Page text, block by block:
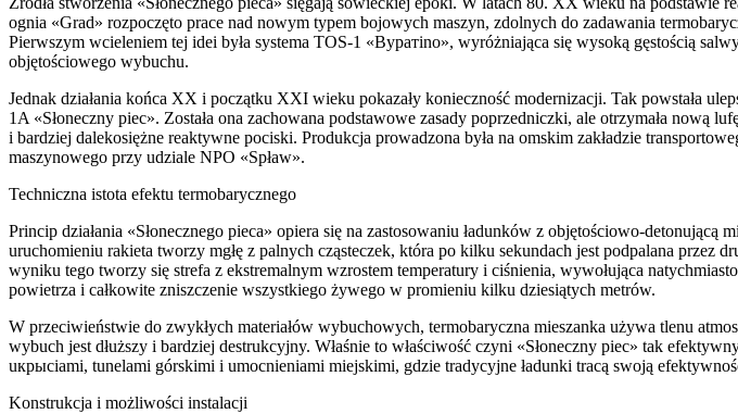
ognia «Grad» rozpoczęto prace nad nowym typem bojowych maszyn, zdolnych do zadawania
Pierwszym wcieleniem tej idei była systema TOS-1 «Bуратino», wyróżniająca się wysoką gęstością
objętościowego wybuchu.
Jednak działania końca XX i początku XXI wieku pokazały konieczność modernizacji. Tak powstała
1A «Słoneczny piec». Została ona zachowana podstawowe zasady poprzedniczki, ale otrzymała nową
i bardziej dalekosiężne reaktywne pociski. Produkcja prowadzona była na omskim zakładzie
maszynowego przy udziale NPO «Spław».
Techniczna istota efektu termobarycznego
Princip działania «Słonecznego pieca» opiera się na zastosowaniu ładunków z objętościowo-detonującą
uruchomieniu rakieta tworzy mgłę z palnych cząsteczek, która po kilku sekundach jest podpalana przez
wyniku tego tworzy się strefa z ekstremalnym wzrostem temperatury i ciśnienia, wywołująca
powietrza i całkowite zniszczenie wszystkiego żywego w promieniu kilku dziesiątych metrów.
W przeciwieństwie do zwykłych materiałów wybuchowych, termobaryczna mieszanka używa tlenu
wybuch jest dłuższy i bardziej destrukcyjny. Właśnie to właściwość czyni «Słoneczny piec» tak
uкрыciami, tunelami górskimi i umocnieniami miejskimi, gdzie tradycyjne ładunki tracą swoją
Konstrukcja i możliwości instalacji